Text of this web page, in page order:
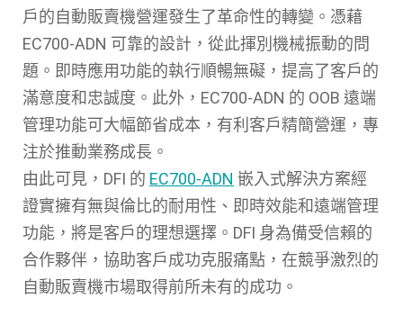
戶的自動販賣機營運發生了革命性的轉變。憑藉
EC700-ADN 可靠的設計，從此揮別機械振動的問
題。即時應用功能的執行順暢無礙，提高了客戶的
滿意度和忠誠度。此外，EC700-ADN 的 OOB 遠端
管理功能可大幅節省成本，有利客戶精簡營運，專
注於推動業務成長。
由此可見，DFI 的 EC700-ADN 嵌入式解決方案經
證實擁有無與倫比的耐用性、即時效能和遠端管理
功能，將是客戶的理想選擇。DFI 身為備受信賴的
合作夥伴，協助客戶成功克服痛點，在競爭激烈的
自動販賣機市場取得前所未有的成功。